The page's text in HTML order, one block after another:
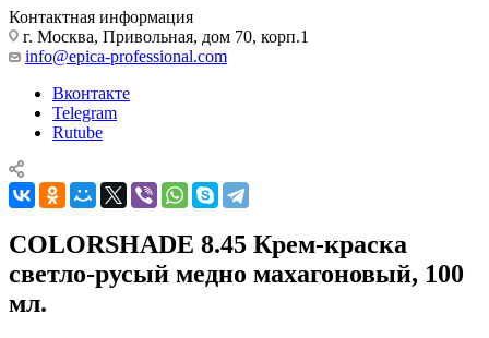
Контактная информация
г. Москва, Привольная, дом 70, корп.1
info@epica-professional.com
Вконтакте
Telegram
Rutube
COLORSHADE 8.45 Крем-краска
светло-русый медно махагоновый, 100
мл.